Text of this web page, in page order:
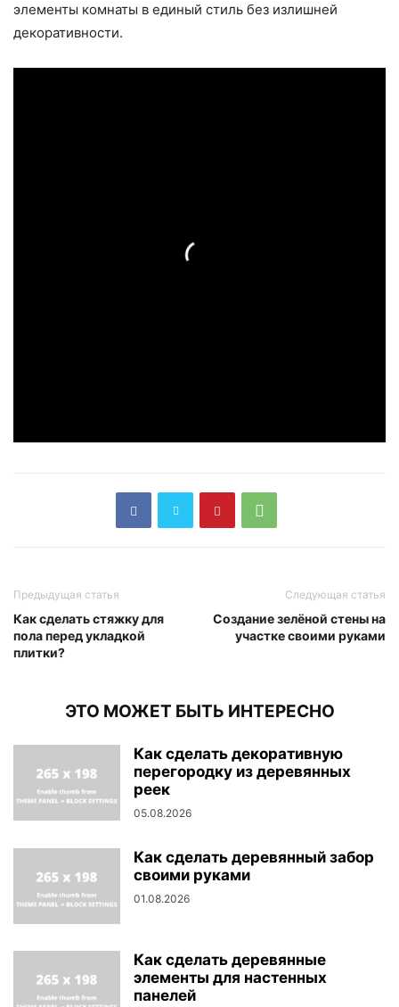
элементы комнаты в единый стиль без излишней
декоративности.
Предыдущая статья
Как сделать стяжку для
пола перед укладкой
плитки?
Следующая статья
Создание зелёной стены на
участке своими руками
ЭТО МОЖЕТ БЫТЬ ИНТЕРЕСНО
Как сделать декоративную
перегородку из деревянных
реек
05.08.2026
Как сделать деревянный забор
своими руками
01.08.2026
Как сделать деревянные
элементы для настенных
панелей